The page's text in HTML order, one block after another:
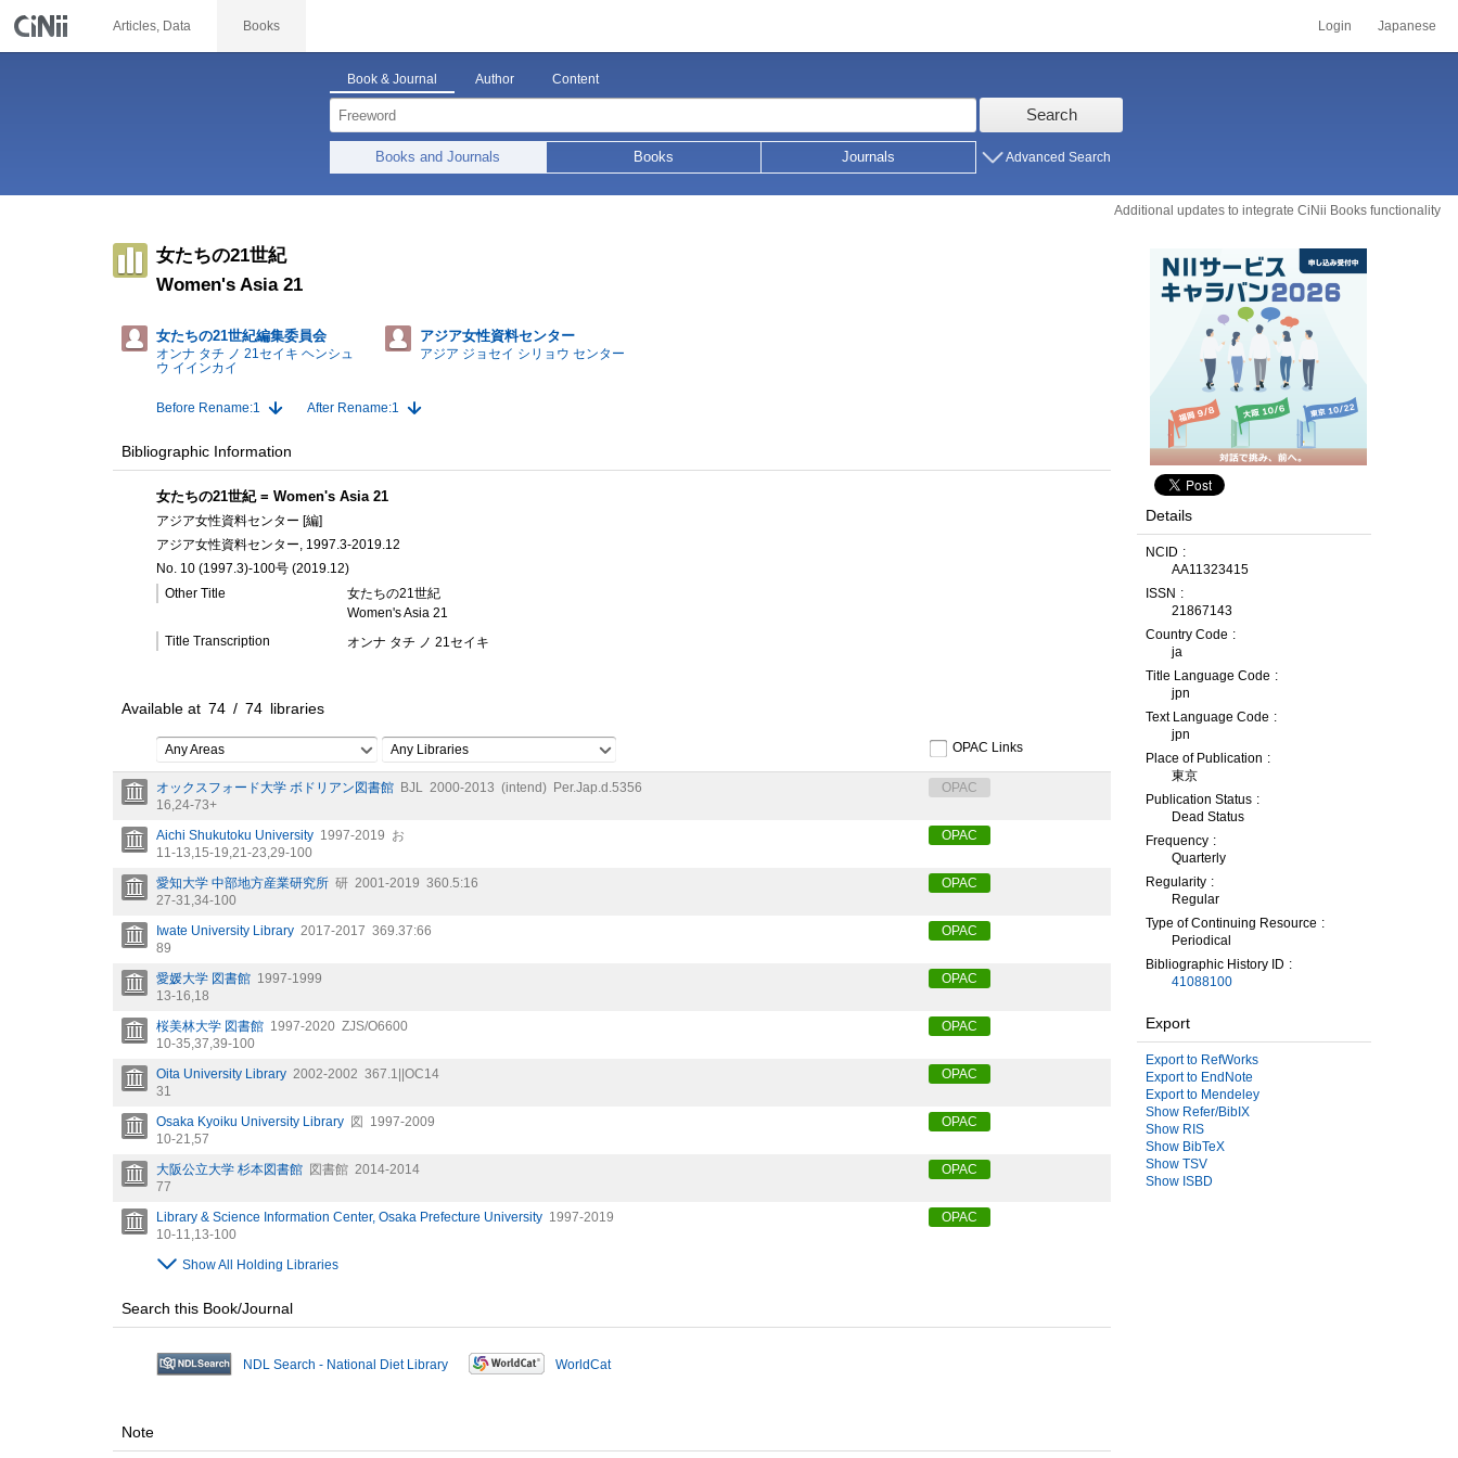
Articles, Data Books Login Japanese
Book & Journal Author Content
Search
Books and Journals Books Journals Advanced Search
Additional updates to integrate CiNii Books functionality
女たちの21世紀
Women's Asia 21
女たちの21世紀編集委員会
オンナ タチ ノ 21セイキ ヘンシュ
ウ イインカイ
アジア女性資料センター
アジア ジョセイ シリョウ センター
Before Rename:1 After Rename:1
Bibliographic Information
女たちの21世紀 = Women's Asia 21
アジア女性資料センター [編]
アジア女性資料センター, 1997.3-2019.12
No. 10 (1997.3)-100号 (2019.12)
Other Title
女たちの21世紀
Women's Asia 21
Title Transcription
オンナ タチ ノ 21セイキ
Available at 74 / 74 libraries
Any Areas Any Libraries OPAC Links
オックスフォード大学 ボドリアン図書館 BJL 2000-2013 (intend) Per.Jap.d.5356
16, 24-73+
OPAC
Aichi Shukutoku University 1997-2019 お
11-13, 15-19, 21-23, 29-100
OPAC
愛知大学 中部地方産業研究所 研 2001-2019 360.5:16
27-31, 34-100
OPAC
Iwate University Library 2017-2017 369.37:66
89
OPAC
愛媛大学 図書館 1997-1999
13-16, 18
OPAC
桜美林大学 図書館 1997-2020 ZJS/O6600
10-35, 37, 39-100
OPAC
Oita University Library 2002-2002 367.1||OC14
31
OPAC
Osaka Kyoiku University Library 図 1997-2009
10-21, 57
OPAC
大阪公立大学 杉本図書館 図書館 2014-2014
77
OPAC
Library & Science Information Center, Osaka Prefecture University 1997-2019
10-11, 13-100
OPAC
Show All Holding Libraries
Search this Book/Journal
NDL Search - National Diet Library WorldCat
Note
Details
NCID
AA11323415
ISSN
21867143
Country Code
ja
Title Language Code
jpn
Text Language Code
jpn
Place of Publication
東京
Publication Status
Dead Status
Frequency
Quarterly
Regularity
Regular
Type of Continuing Resource
Periodical
Bibliographic History ID
41088100
Export
Export to RefWorks
Export to EndNote
Export to Mendeley
Show Refer/BibIX
Show RIS
Show BibTeX
Show TSV
Show ISBD